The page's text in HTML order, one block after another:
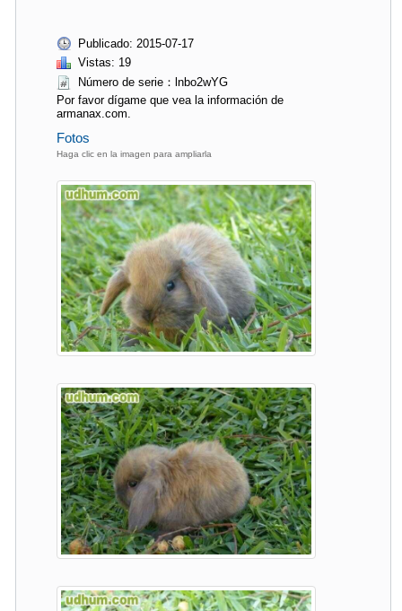
Publicado: 2015-07-17
Vistas: 19
Número de serie：lnbo2wYG
Por favor dígame que vea la información de
armanax.com.
Fotos
Haga clic en la imagen para ampliarla